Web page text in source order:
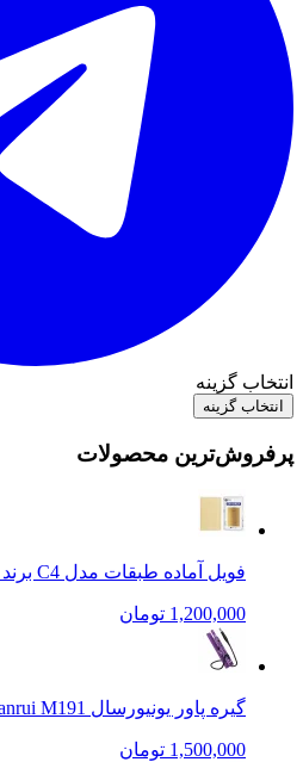
انتخاب گزینه
انتخاب گزینه
پرفروش‌ترین محصولات
فویل آماده طبقات مدل C4 برند Lanrui
1,200,000 تومان
گیره پاور یونیورسال Lanrui M191 با LED تشخیص جریان
1,500,000 تومان